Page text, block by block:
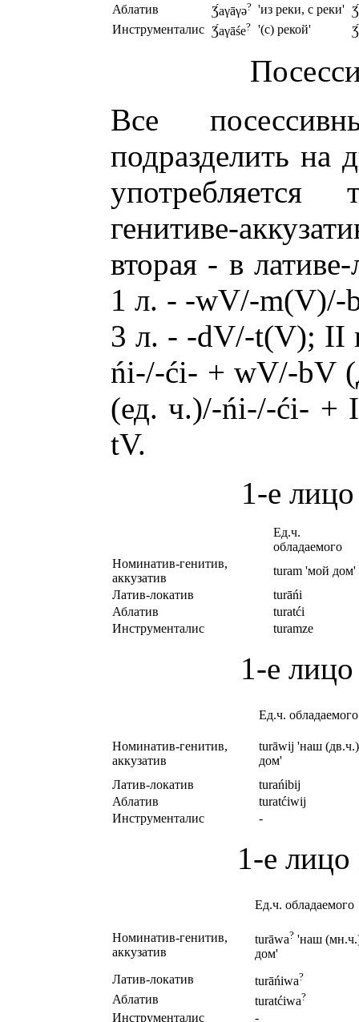
Аблатив
Ʒ́аγāγə? 'из реки, с реки' Ʒ
Инструменталис Ʒ́аγāśe? '(с) рекой' Ʒ
Все
подразделить на
генитиве-
вторая - в
1 л. - -wV/-
3 л. - -dV/-t(V); II
ńi-/-ći- + wV/-bV
(ед. ч.)/-ńi-/-ći- +
tV.
1-е
Ед.ч.
обладаемого
Номинатив-генитив,
аккузатив
turam 'мой дом'
Латив-локатив
turāńi
Аблатив
turatći
Инструменталис
turamze
1-е
Ед.ч. обладаемого
Номинатив-генитив,
аккузатив
turāwij 'наш (дв.ч.)
дом'
Латив-локатив
turańibij
Аблатив
turatćiwij
Инструменталис
-
1-е лицо
Ед.ч. обладаемого
Номинатив-генитив,
аккузатив
turāwa? 'наш
дом'
Латив-локатив
turāńiwa?
Аблатив turatćiwa?
Инструменталис -